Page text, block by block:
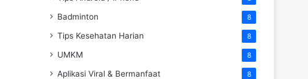
Badminton 8
Tips Kesehatan Harian 8
UMKM 8
Aplikasi Viral & Bermanfaat 8